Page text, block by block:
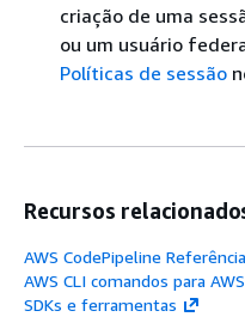
criação de uma
ou um usuário
Políticas de sessão
Recursos
AWS CodePipeline
AWS CLI comandos para
SDKs e ferramentas